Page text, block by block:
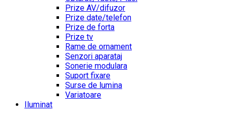
Prize AV/difuzor
Prize date/telefon
Prize de forta
Prize tv
Rame de ornament
Senzori aparataj
Sonerie modulara
Suport fixare
Surse de lumina
Variatoare
Iluminat